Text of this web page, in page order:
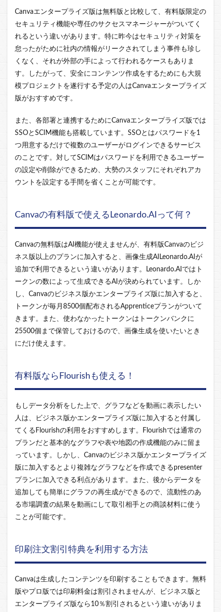
Canvaエンタープライズ版は無料版と比較して、有料版限定の
セキュリティ機能や専任のサクセスマネージャーがついてく
れるという違いがあります。特に昨今はセキュリティ対策を
怠ったがために社内の情報がリークされてしまう事件も珍し
くなく、それが外部の手によって行われるケースもありま
す。したがって、安全にコンテンツ作成をするためにも大規
模プロジェクトを遂行する予定の人はCanvaエンタープライズ
版がおすすめです。
また、各部署と連携するためにCanvaエンタープライズ版では
SSOとSCIM機能も搭載しています。SSOとはパスワードを1
つ用意するだけで複数のユーザーがログインできるサービス
のことです。対してSCIMはパスワードを利用できるユーザー
の設定や削除ができるため、大勢のスタッフにそれぞれアカ
ウントを設定する手間を省くことが可能です。
Canvaの有料版で使える Leonardo.AI って何？
Canvaの無料版はAI機能が使えませんが、有料版Canvaのビジ
ネス版以上のプランに加入すると、画像生成AI Leonardo.AI が
追加で利用できるという違いがあります。Leonardo.AIではト
ークンの数によって生成できるAIが決められています。しか
し、Canvaのビジネス版かエンタープライズ版に加入すると、
トークンが毎月8500個配布されるApprenticeプランがついて
きます。また、使わなかったトークンはトークンバンクに
25500個まで保管しておけるので、画像生成を使いたいとき
にだけ使えます。
有料版ならFlourishも使える！
もしデータ分析をした上で、グラフなどを動画に表示したい
人は、ビジネス版かエンタープライズ版に加入すると付属し
てくるFlourishの利用をおすすめします。Flourishでは通常の
プランだと基本的なグラフや表や地図の作成機能のみに留ま
っています。しかし、Canvaのビジネス版かエンタープライズ
版に加入するとより複雑なグラフなどを作成できるpresenter
プランに加入できる利点があります。また、後からデータを
追加しても簡単にグラフの再生成ができるので、流動性のあ
る市場調査の結果を動画にして取引相手との商談材料に使う
ことが可能です。
印刷注文割引特典を利用する方法
Canvaは生成したコンテンツを印刷することもできます。無料
版やプロ版では印刷料金は割引されませんが、ビジネス版と
エンタープライズ版なら10％割引されるという違いがありま